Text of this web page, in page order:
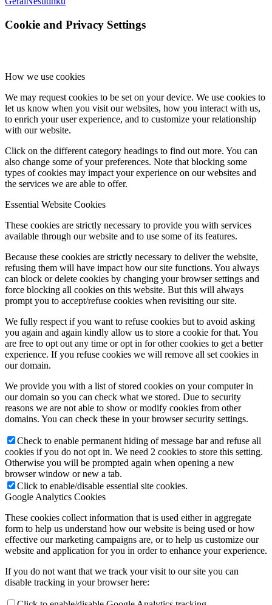
Cookie and Privacy Settings
How we use cookies
We may request cookies to be set on your device. We use cookies to
let us know when you visit our websites, how you interact with us,
to enrich your user experience, and to customize your relationship
with our website.
Click on the different category headings to find out more. You can
also change some of your preferences. Note that blocking some
types of cookies may impact your experience on our websites and
the services we are able to offer.
Essential Website Cookies
These cookies are strictly necessary to provide you with services
available through our website and to use some of its features.
Because these cookies are strictly necessary to deliver the website,
refusing them will have impact how our site functions. You always
can block or delete cookies by changing your browser settings and
force blocking all cookies on this website. But this will always
prompt you to accept/refuse cookies when revisiting our site.
We fully respect if you want to refuse cookies but to avoid asking
you again and again kindly allow us to store a cookie for that. You
are free to opt out any time or opt in for other cookies to get a better
experience. If you refuse cookies we will remove all set cookies in
our domain.
We provide you with a list of stored cookies on your computer in
our domain so you can check what we stored. Due to security
reasons we are not able to show or modify cookies from other
domains. You can check these in your browser security settings.
Check to enable permanent hiding of message bar and refuse all
cookies if you do not opt in. We need 2 cookies to store this setting.
Otherwise you will be prompted again when opening a new
browser window or new a tab.
Click to enable/disable essential site cookies.
Google Analytics Cookies
These cookies collect information that is used either in aggregate
form to help us understand how our website is being used or how
effective our marketing campaigns are, or to help us customize our
website and application for you in order to enhance your experience.
If you do not want that we track your visit to our site you can
disable tracking in your browser here: